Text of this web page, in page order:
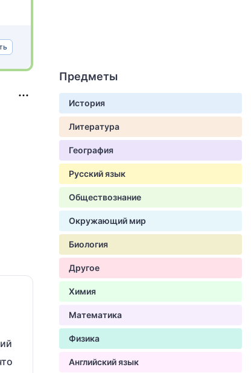
Предметы
История
Литература
География
Русский язык
Обществознание
Окружающий мир
Биология
Другое
Химия
Математика
Физика
Английский язык